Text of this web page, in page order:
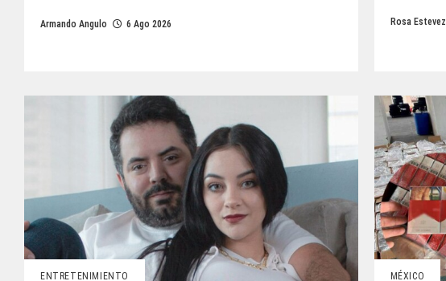
Armando Angulo 6 Ago 2026 Rosa Estevez
ENTRETENIMIENTO MÉXICO